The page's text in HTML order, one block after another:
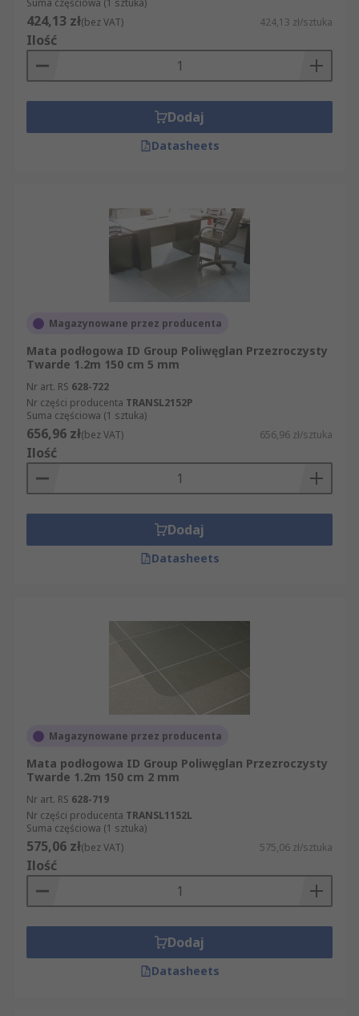
Suma częściowa (1 sztuka)
424,13 zł(bez VAT) 424,13 zł/sztuka
Ilość
Dodaj
Datasheets
Magazynowane przez producenta
Mata podłogowa ID Group Poliwęglan Przezroczysty
Twarde 1.2m 150 cm 5 mm
Nr art. RS 628-722
Nr części producenta TRANSL2152P
Suma częściowa (1 sztuka)
656,96 zł(bez VAT) 656,96 zł/sztuka
Ilość
Dodaj
Datasheets
Magazynowane przez producenta
Mata podłogowa ID Group Poliwęglan Przezroczysty
Twarde 1.2m 150 cm 2 mm
Nr art. RS 628-719
Nr części producenta TRANSL1152L
Suma częściowa (1 sztuka)
575,06 zł(bez VAT) 575,06 zł/sztuka
Ilość
Dodaj
Datasheets